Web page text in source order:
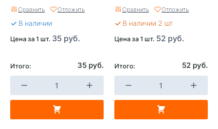
Сравнить Отложить
В наличии
Цена за 1 шт. 35 руб.
Итого: 35 руб.
Сравнить Отложить
В наличии 2 шт
Цена за 1 шт. 52 руб.
Итого: 52 руб.